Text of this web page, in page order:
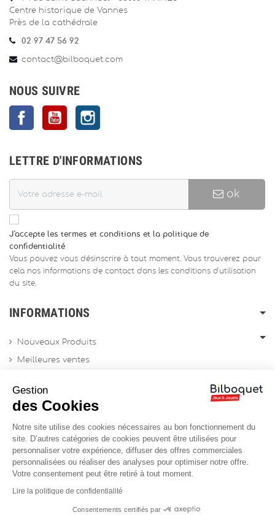
Centre historique de Vannes
Près de la cathédrale
02 97 47 56 92
contact@bilboquet.com
NOUS SUIVRE
FacebookYouTube
LETTRE D'INFORMATIONS
ok
J'accepte les termes et conditions et la politique de
confidentialité
Vous pouvez vous désinscrire à tout moment. Vous trouverez pour
cela nos informations de contact dans les conditions d'utilisation
du site.
INFORMATIONS
Nouveaux Produits
Meilleures ventes
Archives produits
Contactez-nous
Sitemap
Site Professionnel
Gestion
des Cookies
Notre site utilise des cookies nécessaires au bon fonctionnement du
site. D’autres catégories de cookies peuvent être utilisées pour
personnaliser votre expérience, diffuser des offres commerciales
personnalisées ou réaliser des analyses pour optimiser notre offre.
Votre consentement peut être retiré à tout moment.
Lire la politique de confidentialité
Consentements certifiés par